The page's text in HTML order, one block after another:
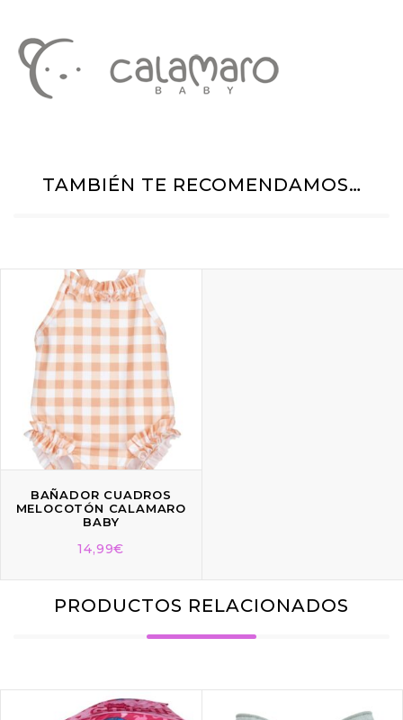
TAMBIÉN TE RECOMENDAMOS…
BAÑADOR CUADROS
MELOCOTÓN CALAMARO
BABY
14,99€
PRODUCTOS RELACIONADOS